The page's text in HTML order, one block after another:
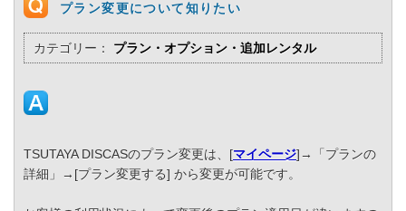
プラン変更について知りたい
カテゴリー： プラン・オプション・追加レンタル
TSUTAYA DISCASのプラン変更は、[マイページ]→「プランの
詳細」→[プラン変更する] から変更が可能です。